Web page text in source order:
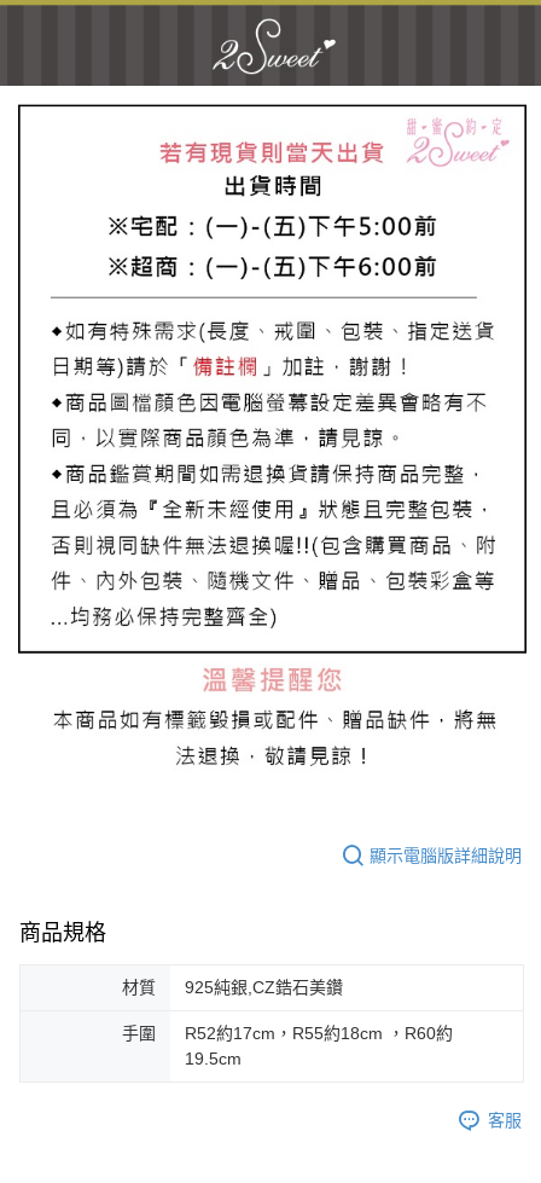
顯示電腦版詳細說明
商品規格
材質 925純銀,CZ鋯石美鑽
手圍
R52約17cm，R55約18cm ，R60約
19.5cm
客服